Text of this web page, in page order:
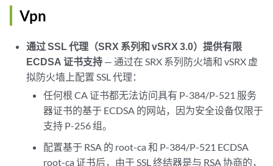
Vpn
通过 SSL 代理（SRX 系列和 vSRX 3.0）提供有限
ECDSA 证书支持 — 通过在 SRX 系列防火墙和 vSRX 虚
拟防火墙上配置 SSL 代理：
任何根 CA 证书都无法访问具有 P-384/P-521 服务
器证书的基于 ECDSA 的网站，因为安全设备仅限于
支持 P-256 组。
配置基于 RSA 的 root-ca 和 P-384/P-521 ECDSA
root-ca 证书后，由于 SSL 终结器是与 RSA 协商的，